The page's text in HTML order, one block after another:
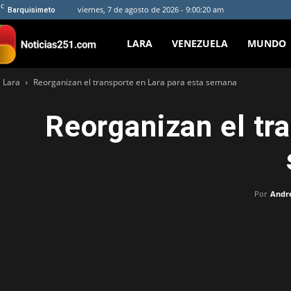
C Barquisimeto viernes, 7 de agosto de 2026 - 9:00:20 am
Noticias251
LARA VENEZUELA MUNDO
Lara Reorganizan el transporte en Lara para esta semana
Reorganizan el
Por